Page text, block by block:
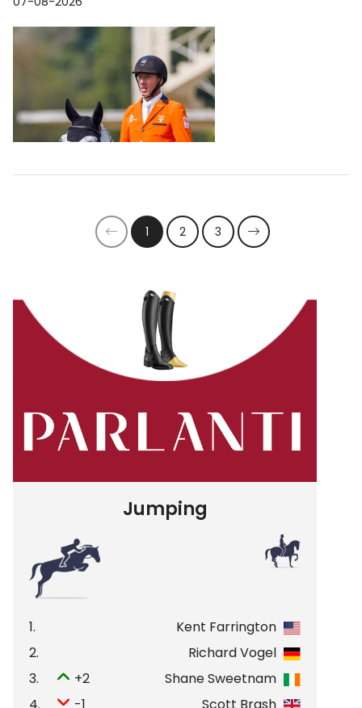
1 2 3
Jumping
1.
Kent Farrington
2.
Richard Vogel
3.
+2
Shane Sweetnam